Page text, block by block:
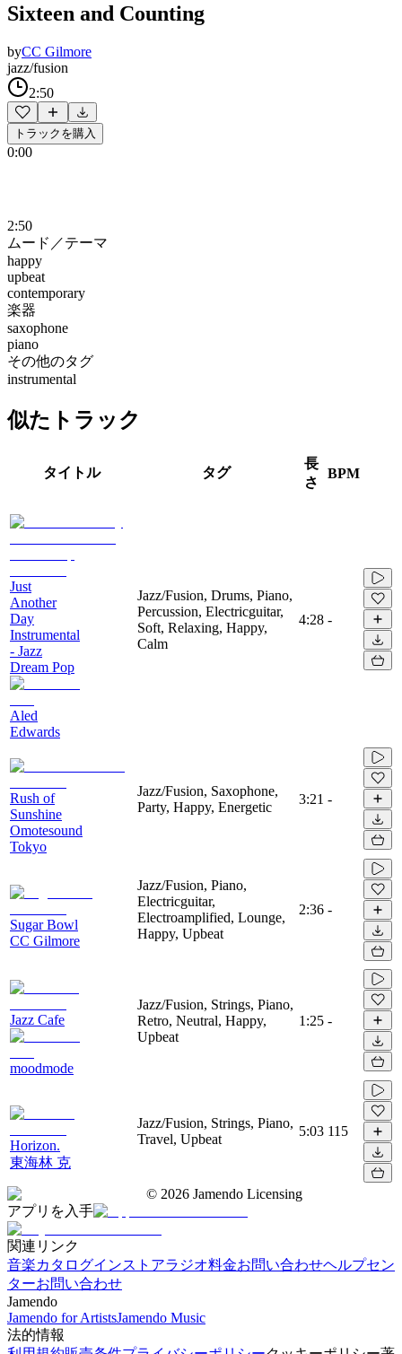
Sixteen and Counting
byCC Gilmore
jazz/fusion
2:50
トラックを購入
0:00
2:50
ムード／テーマ
happy
upbeat
contemporary
楽器
saxophone
piano
その他のタグ
instrumental
似たトラック
タイトル タグ
長
さ
BPM
Just
Another
Day
Instrumental
- Jazz
Dream Pop
Aled
Edwards
Jazz/Fusion, Drums, Piano,
Percussion, Electricguitar,
Soft, Relaxing, Happy,
Calm
4:28 -
Rush of
Sunshine
Omotesound
Tokyo
Jazz/Fusion, Saxophone,
Party, Happy, Energetic
3:21 -
Sugar Bowl
CC Gilmore
Jazz/Fusion, Piano,
Electricguitar,
Electroamplified, Lounge,
Happy, Upbeat
2:36 -
Jazz Cafe
moodmode
Jazz/Fusion, Strings, Piano,
Retro, Neutral, Happy,
Upbeat
1:25 -
Horizon.
東海林 克
Jazz/Fusion, Strings, Piano,
Travel, Upbeat
5:03 115
© 2026 Jamendo Licensing
アプリを入手
関連リンク
音楽カタログインストアラジオ料金お問い合わせヘルプセン
ターお問い合わせ
Jamendo
Jamendo for ArtistsJamendo Music
法的情報